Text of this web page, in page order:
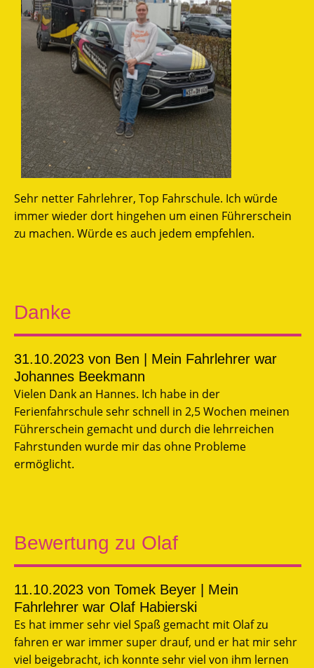
Sehr netter Fahrlehrer, Top Fahrschule. Ich würde
immer wieder dort hingehen um einen Führerschein
zu machen. Würde es auch jedem empfehlen.
Danke
31.10.2023 von Ben | Mein Fahrlehrer war
Johannes Beekmann
Vielen Dank an Hannes. Ich habe in der
Ferienfahrschule sehr schnell in 2,5 Wochen meinen
Führerschein gemacht und durch die lehrreichen
Fahrstunden wurde mir das ohne Probleme
ermöglicht.
Bewertung zu Olaf
11.10.2023 von Tomek Beyer | Mein
Fahrlehrer war Olaf Habierski
Es hat immer sehr viel Spaß gemacht mit Olaf zu
fahren er war immer super drauf, und er hat mir sehr
viel beigebracht, ich konnte sehr viel von ihm lernen